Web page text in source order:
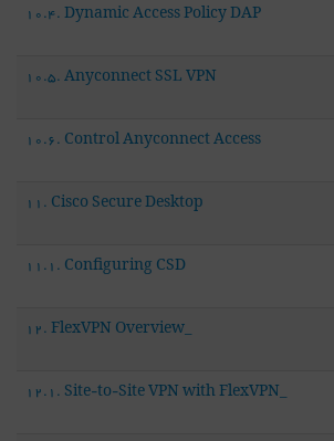
10.4. Dynamic Access Policy DAP
10.5. Anyconnect SSL VPN
10.6. Control Anyconnect Access
11. Cisco Secure Desktop
11.1. Configuring CSD
12. FlexVPN Overview_
12.1. Site-to-Site VPN with FlexVPN_